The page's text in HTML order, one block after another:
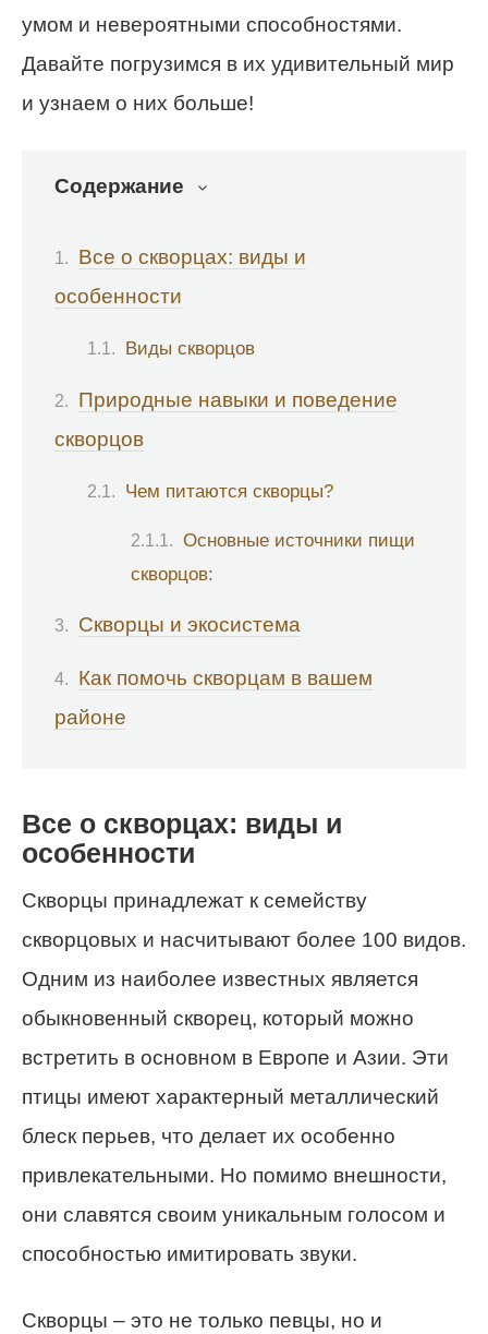
умом и невероятными способностями.
Давайте погрузимся в их удивительный мир
и узнаем о них больше!
Содержание
Все о скворцах: виды и
особенности
Виды скворцов
Природные навыки и поведение
скворцов
Чем питаются скворцы?
Основные источники пищи
скворцов:
Скворцы и экосистема
Как помочь скворцам в вашем
районе
Все о скворцах: виды и
особенности
Скворцы принадлежат к семейству
скворцовых и насчитывают более 100 видов.
Одним из наиболее известных является
обыкновенный скворец, который можно
встретить в основном в Европе и Азии. Эти
птицы имеют характерный металлический
блеск перьев, что делает их особенно
привлекательными. Но помимо внешности,
они славятся своим уникальным голосом и
способностью имитировать звуки.
Скворцы – это не только певцы, но и